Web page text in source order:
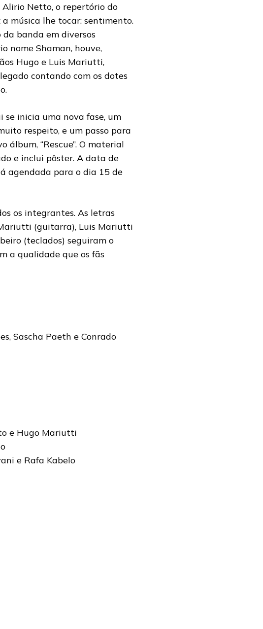
Netto, o repertório do
música lhe tocar: sentimento.
da banda em diversos
nome Shaman, houve,
Hugo e Luis Mariutti,
contando com os dotes
inicia uma nova fase, um
respeito, e um passo para
álbum, “Rescue”. O material
e inclui pôster. A data de
agendada para o dia 15 de
os integrantes. As letras
(guitarra), Luis Mariutti
(teclados) seguiram o
a qualidade que os fãs
Sascha Paeth e Conrado
e Hugo Mariutti
e Rafa Kabelo